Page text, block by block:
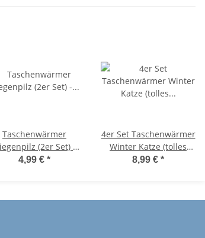
Taschenwärmer
(2er Set) -
Wichtelgeschenk,
4,99 € *
4er Set Taschenwärmer
Winter Katze (tolles
Wichtelgeschenk)
8,99 € *